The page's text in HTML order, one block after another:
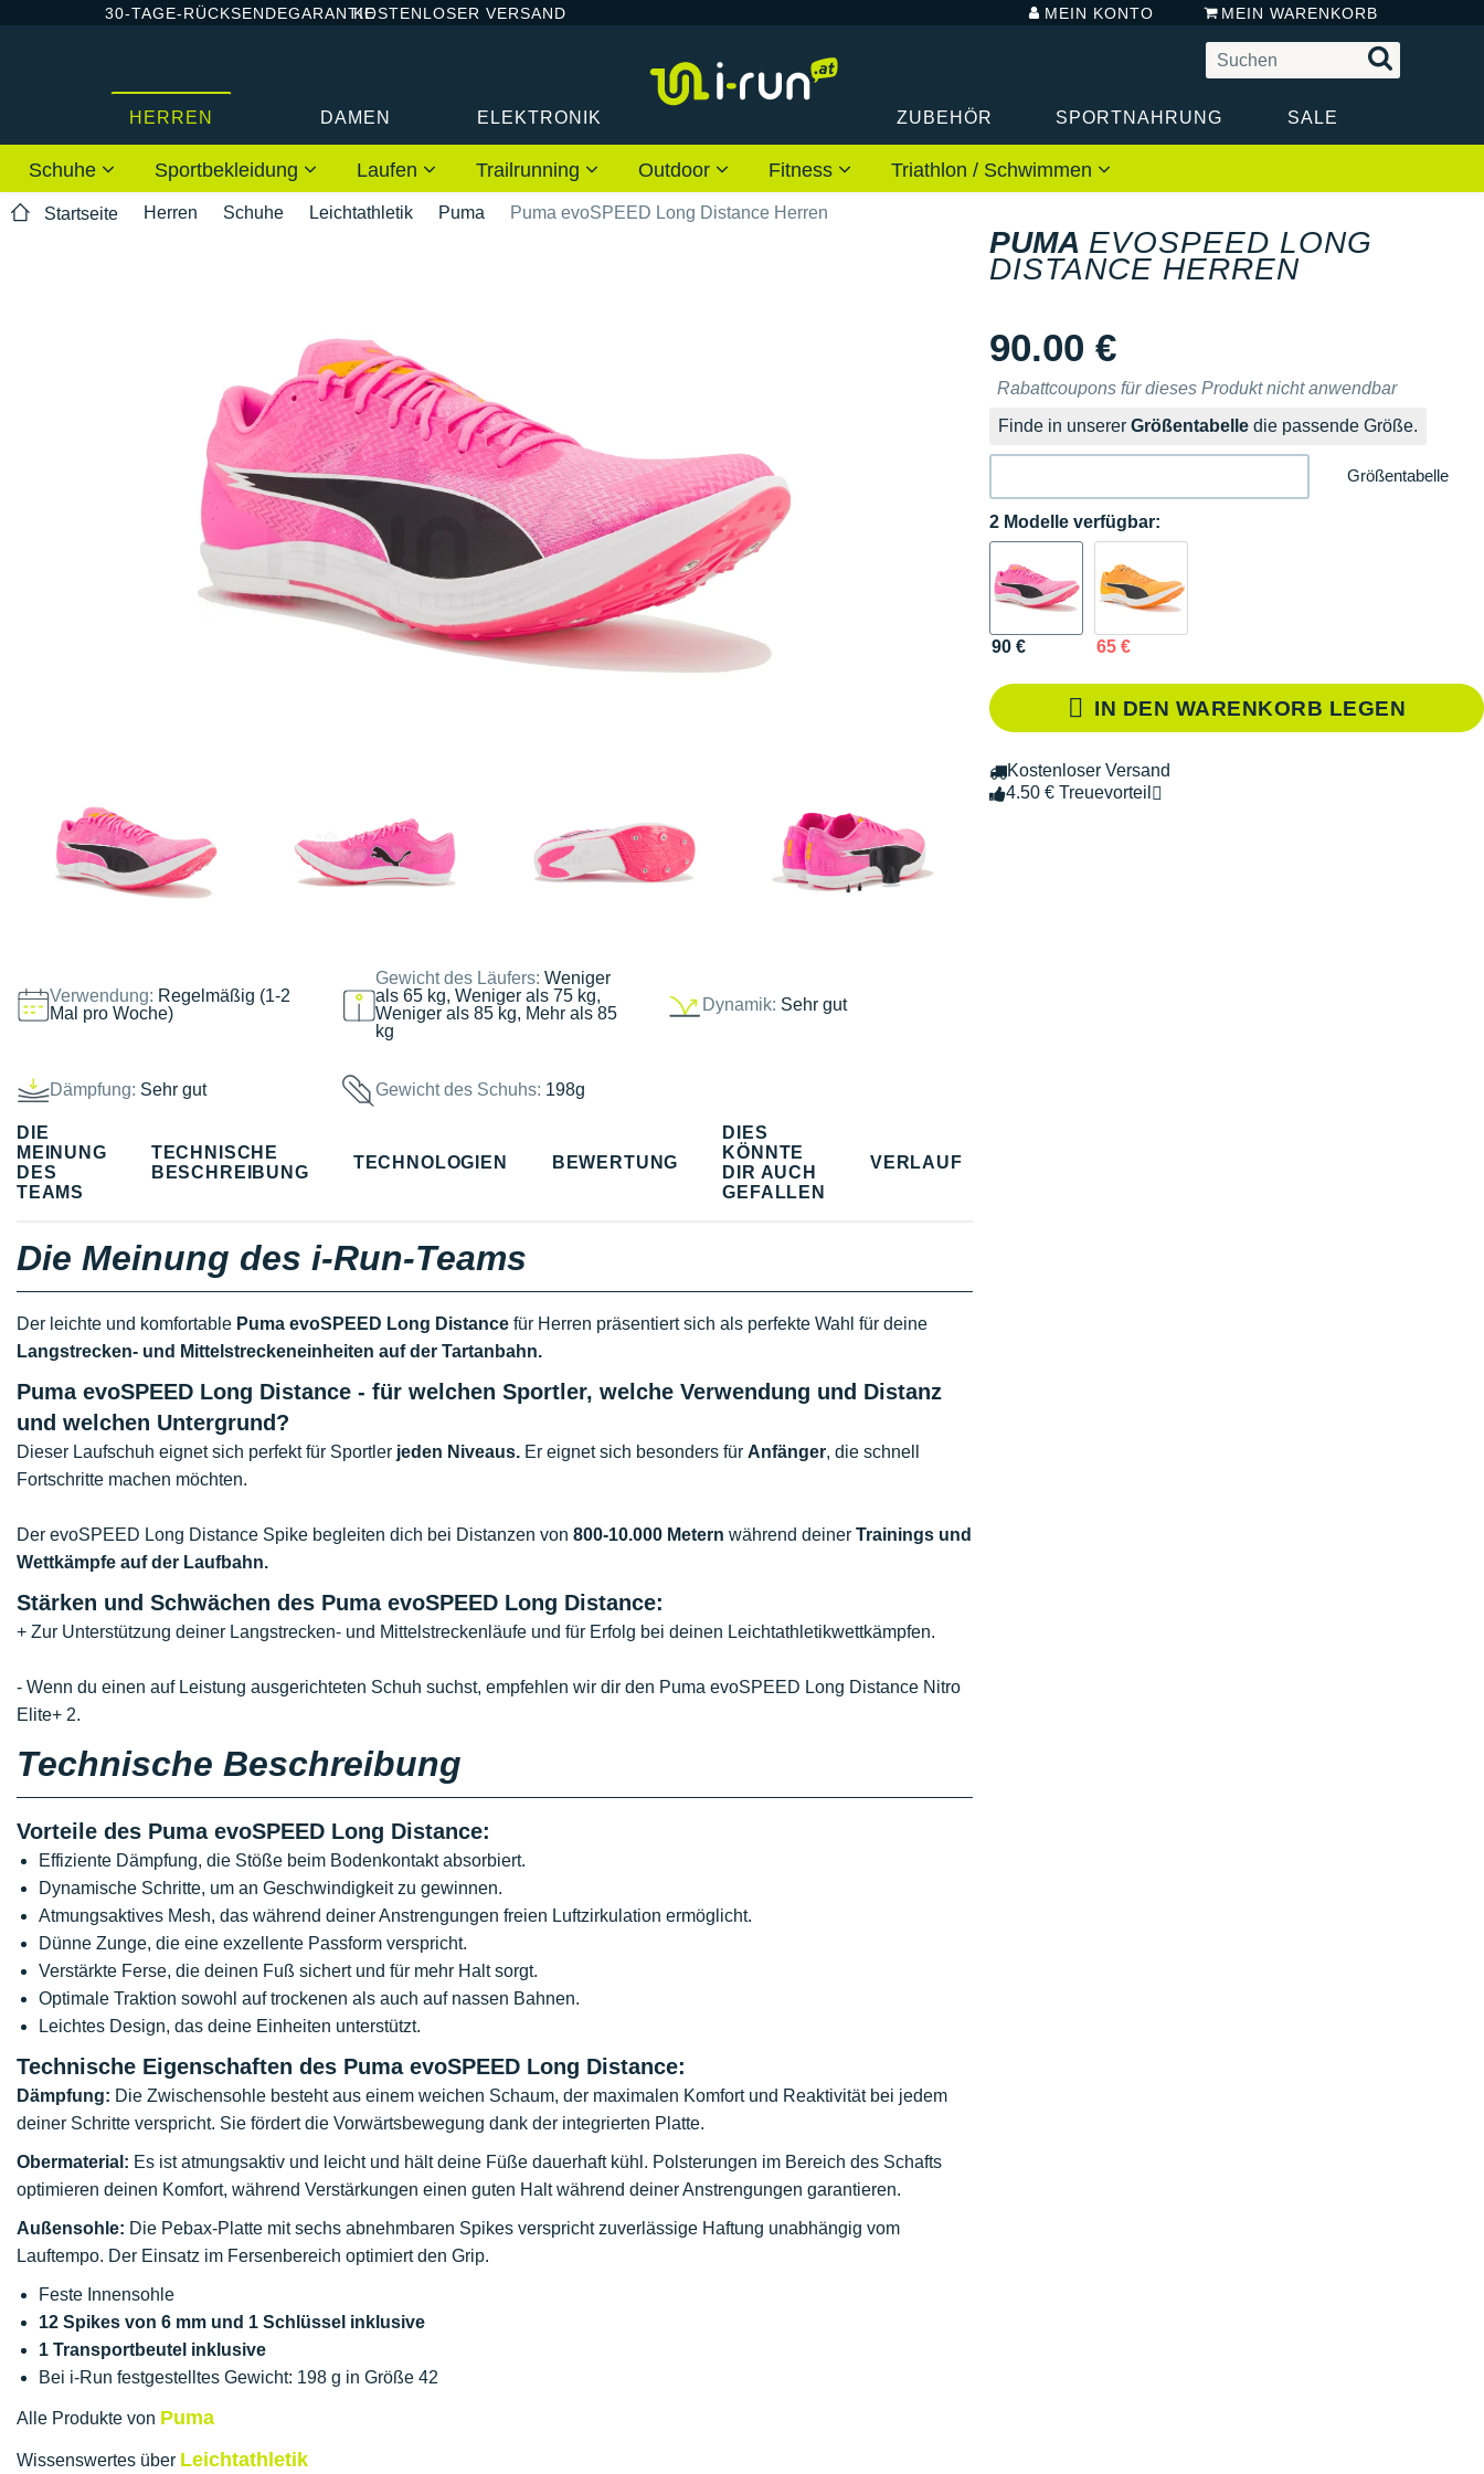
30-TAGE-RÜCKSENDEGARANTIEKOSTENLOSER VERSAND MEIN KONTO MEIN WARENKORB
HERREN DAMEN ELEKTRONIK ZUBEHÖR SPORTNAHRUNG SALE
Schuhe Sportbekleidung Laufen Trailrunning Outdoor Fitness Triathlon / Schwimmen
Startseite Herren Schuhe Leichtathletik Puma Puma evoSPEED Long Distance Herren
Verwendung: Regelmäßig (1-2
Mal pro Woche)
Gewicht des Läufers:Weniger
als 65 kg, Weniger als 75 kg,
Weniger als 85 kg, Mehr als 85
kg
Dynamik: Sehr gut
Dämpfung: Sehr gut Gewicht des Schuhs: 198g
PUMA EVOSPEED LONG
DISTANCE HERREN
90.00 €
Rabattcoupons für dieses Produkt nicht anwendbar
Finde in unserer Größentabelle die passende Größe.
Größentabelle
2 Modelle verfügbar:
90 € 65 €
IN DEN WARENKORB LEGEN
Kostenloser Versand
4.50 € Treuevorteil
DIE
MEINUNG
DES
TEAMS
TECHNISCHE
BESCHREIBUNG
TECHNOLOGIEN BEWERTUNG
DIES
KÖNNTE
DIR AUCH
GEFALLEN
VERLAUF
Die Meinung des i-Run-Teams
Der leichte und komfortable Puma evoSPEED Long Distance für Herren präsentiert sich als perfekte Wahl für deine
Langstrecken- und Mittelstreckeneinheiten auf der Tartanbahn.
Puma evoSPEED Long Distance - für welchen Sportler, welche Verwendung und Distanz
und welchen Untergrund?
Dieser Laufschuh eignet sich perfekt für Sportler jeden Niveaus. Er eignet sich besonders für Anfänger, die schnell
Fortschritte machen möchten.
Der evoSPEED Long Distance Spike begleiten dich bei Distanzen von 800-10.000 Metern während deiner Trainings und
Wettkämpfe auf der Laufbahn.
Stärken und Schwächen des Puma evoSPEED Long Distance:
+ Zur Unterstützung deiner Langstrecken- und Mittelstreckenläufe und für Erfolg bei deinen Leichtathletikwettkämpfen.
- Wenn du einen auf Leistung ausgerichteten Schuh suchst, empfehlen wir dir den Puma evoSPEED Long Distance Nitro
Elite+ 2.
Technische Beschreibung
Vorteile des Puma evoSPEED Long Distance:
Effiziente Dämpfung, die Stöße beim Bodenkontakt absorbiert.
Dynamische Schritte, um an Geschwindigkeit zu gewinnen.
Atmungsaktives Mesh, das während deiner Anstrengungen freien Luftzirkulation ermöglicht.
Dünne Zunge, die eine exzellente Passform verspricht.
Verstärkte Ferse, die deinen Fuß sichert und für mehr Halt sorgt.
Optimale Traktion sowohl auf trockenen als auch auf nassen Bahnen.
Leichtes Design, das deine Einheiten unterstützt.
Technische Eigenschaften des Puma evoSPEED Long Distance:
Dämpfung: Die Zwischensohle besteht aus einem weichen Schaum, der maximalen Komfort und Reaktivität bei jedem
deiner Schritte verspricht. Sie fördert die Vorwärtsbewegung dank der integrierten Platte.
Obermaterial: Es ist atmungsaktiv und leicht und hält deine Füße dauerhaft kühl. Polsterungen im Bereich des Schafts
optimieren deinen Komfort, während Verstärkungen einen guten Halt während deiner Anstrengungen garantieren.
Außensohle: Die Pebax-Platte mit sechs abnehmbaren Spikes verspricht zuverlässige Haftung unabhängig vom
Lauftempo. Der Einsatz im Fersenbereich optimiert den Grip.
Feste Innensohle
12 Spikes von 6 mm und 1 Schlüssel inklusive
1 Transportbeutel inklusive
Bei i-Run festgestelltes Gewicht: 198 g in Größe 42
Alle Produkte von Puma
Wissenswertes über Leichtathletik